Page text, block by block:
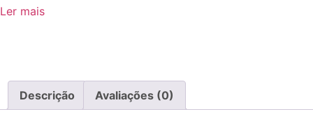
Ler mais
Descrição Avaliações (0)